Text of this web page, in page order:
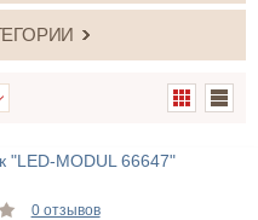
"LED-MODUL 66647"
0 отзывов